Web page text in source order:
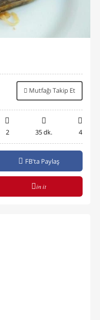
Mutfağı Takip Et
2 35 dk. 4
FB'ta Paylaş
in it